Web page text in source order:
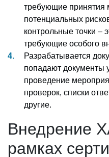
требующие принятия
потенциальных
контрольные точки –
требующие особого
Разрабатывается
попадают документы
проведение
проверок, списки
другие.
Внедрение
рамках